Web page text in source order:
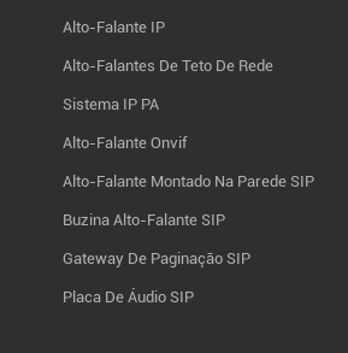
Alto-Falante IP
Alto-Falantes De Teto De Rede
Sistema IP PA
Alto-Falante Onvif
Alto-Falante Montado Na Parede SIP
Buzina Alto-Falante SIP
Gateway De Paginação SIP
Placa De Áudio SIP